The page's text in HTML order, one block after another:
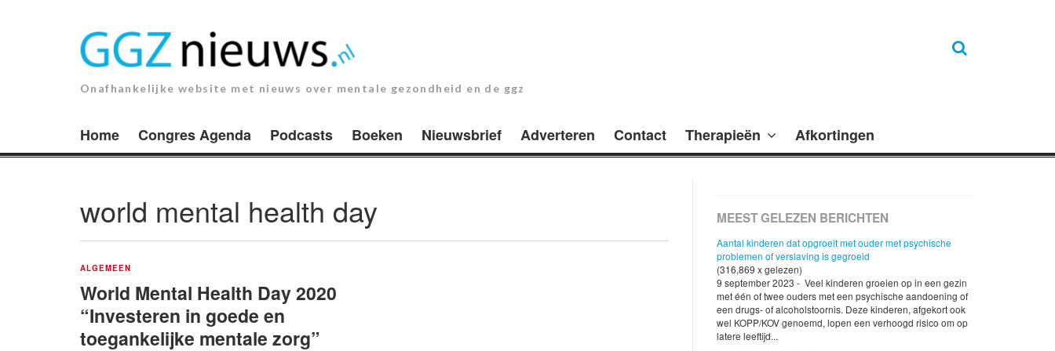
Onafhankelijke website met nieuws over mentale gezondheid en de ggz
Home Congres Agenda Podcasts Boeken Nieuwsbrief Adverteren Contact Therapieën Afkortingen
world mental health day
ALGEMEEN
World Mental Health Day 2020
“Investeren in goede en
toegankelijke mentale zorg”
MEEST GELEZEN BERICHTEN
Aantal kinderen dat opgroeit met ouder met psychische
problemen of verslaving is gegroeid
(316,869 x gelezen)
9 september 2023 - Veel kinderen groeien op in een gezin
met één of twee ouders met een psychische aandoening of
een drugs- of alcoholstoornis. Deze kinderen, afgekort ook
wel KOPP/KOV genoemd, lopen een verhoogd risico om op
latere leeftijd...